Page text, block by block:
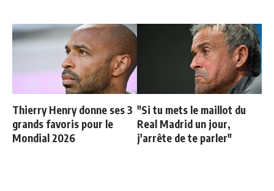
Thierry Henry donne ses 3
grands favoris pour le
Mondial 2026
"Si tu mets le maillot du
Real Madrid un jour,
j'arrête de te parler"